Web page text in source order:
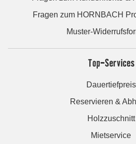
Fragen zum HORNBACH
Muster-
Top-Services
Dauertiefpreis
Reservieren &
Holzzuschnitt
Mietservice